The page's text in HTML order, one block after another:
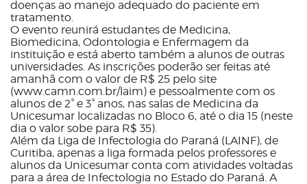
doenças ao manejo adequado do paciente em
tratamento.
O evento reunirá estudantes de Medicina,
Biomedicina, Odontologia e Enfermagem da
instituição e está aberto também a alunos de outras
universidades. As inscrições poderão ser feitas até
amanhã com o valor de R$ 25 pelo site
(www.camn.com.br/laim) e pessoalmente com os
alunos de 2° e 3° anos, nas salas de Medicina da
Unicesumar localizadas no Bloco 6, até o dia 15 (neste
dia o valor sobe para R$ 35).
Além da Liga de Infectologia do Paraná (LAINF), de
Curitiba, apenas a liga formada pelos professores e
alunos da Unicesumar conta com atividades voltadas
para a área de Infectologia no Estado do Paraná. A